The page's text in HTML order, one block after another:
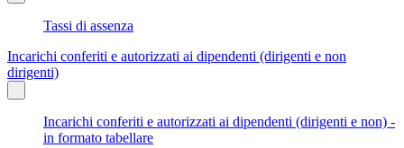
Tassi di assenza
Incarichi conferiti e autorizzati ai dipendenti (dirigenti e non
dirigenti)
Incarichi conferiti e autorizzati ai dipendenti (dirigenti e non) -
in formato tabellare